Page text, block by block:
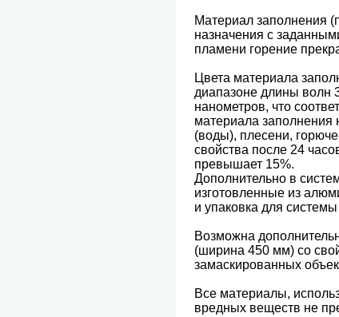
Материал заполнения
назначения с
пламени горение
Цвета материала
диапазоне длины волн
нанометров, что
материала заполнения
(воды), плесени,
свойства после 24
превышает 15%.
Дополнительно в
изготовленные из
и упаковка для системы
Возможна
(ширина 450 мм) со
замаскированных
Все материалы,
вредных веществ не